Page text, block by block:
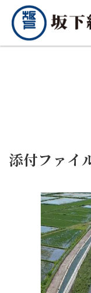
添付ファイ